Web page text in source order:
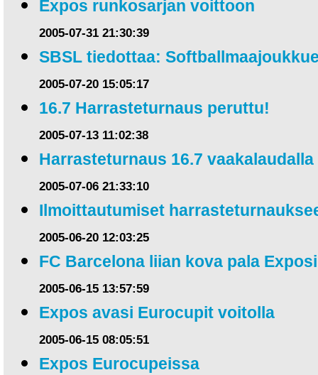
Expos runkosarjan voittoon
2005-07-31 21:30:39
SBSL tiedottaa:
2005-07-20 15:05:17
16.7 Harrasteturnaus peruttu!
2005-07-13 11:02:38
Harrasteturnaus 16.7 vaakalaudalla
2005-07-06 21:33:10
Ilmoittautumiset
2005-06-20 12:03:25
FC Barcelona liian kova pala
2005-06-15 13:57:59
Expos avasi Eurocupit voitolla
2005-06-15 08:05:51
Expos Eurocupeissa